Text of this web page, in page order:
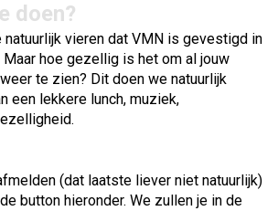
doen?
vieren dat VMN is gevestigd in
Maar hoe gezellig is het om al jouw
te zien? Dit doen we natuurlijk
een lekkere lunch, muziek,
(dat laatste liever niet natuurlijk)
button hieronder. We zullen je in de